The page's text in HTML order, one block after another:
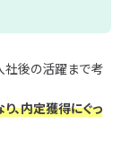
込
み
検
索
社後の活躍まで考
、内定獲得にぐっ